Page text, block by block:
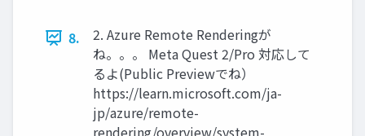
8.
2. Azure Remote Renderingが
ね。。。 Meta Quest 2/Pro 対応して
るよ(Public Previewでね）
https://learn.microsoft.com/ja-
jp/azure/remote-